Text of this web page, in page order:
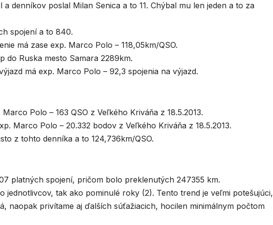
denníkov poslal Milan Senica a to 11. Chýbal mu len jeden a to za
spojení a to 840.
má zase exp. Marco Polo – 118,05km/QSO.
do Ruska mesto Samara 2289km.
má exp. Marco Polo – 92,3 spojenia na výjazd.
Polo – 163 QSO z Veľkého Kriváňa z 18.5.2013.
Marco Polo – 20.332 bodov z Veľkého Kriváňa z 18.5.2013.
z tohto denníka a to 124,736km/QSO.
platných spojení, pričom bolo preklenutých 247355 km.
jednotlivcov, tak ako pominulé roky (2). Tento trend je veľmi potešujúci,
naopak privítame aj ďalších súťažiacich, hocilen minimálnym počtom